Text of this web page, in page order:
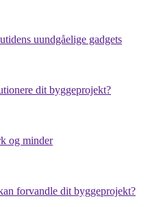
uundgåelige gadgets
dit byggeprojekt?
og minder
forvandle dit byggeprojekt?